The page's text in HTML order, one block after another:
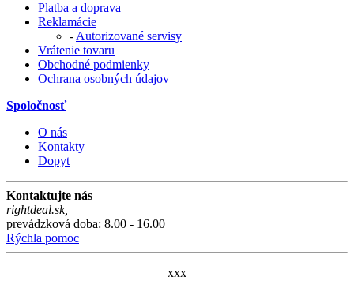
Platba a doprava
Reklamácie
-Autorizované servisy
Vrátenie tovaru
Obchodné podmienky
Ochrana osobných údajov
Spoločnosť
O nás
Kontakty
Dopyt
Kontaktujte nás
rightdeal.sk,
prevádzková doba: 8.00 - 16.00
Rýchla pomoc
xxx